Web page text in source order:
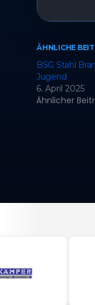
ÄHNLICHE
BSG Stahl
Jugend
6. April 2025
Ähnlicher